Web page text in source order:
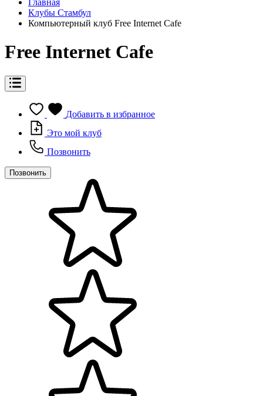
Главная
Клубы Стамбул
Компьютерный клуб Free Internet Cafe
Free Internet Cafe
Добавить в избранное
Это мой клуб
Позвонить
Позвонить